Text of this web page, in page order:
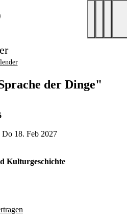
der Dinge"
Do 18. Feb 2027
Kulturgeschichte